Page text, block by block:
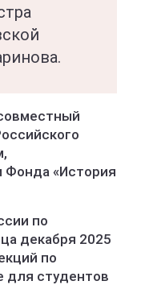
Фонда «История
по
декабря 2025
по
для студентов